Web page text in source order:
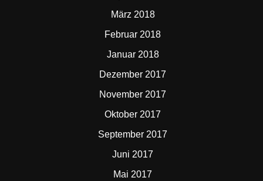
März 2018
Februar 2018
Januar 2018
Dezember 2017
November 2017
Oktober 2017
September 2017
Juni 2017
Mai 2017